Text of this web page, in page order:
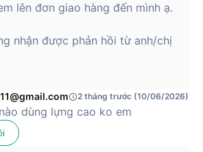
lên đơn giao hàng đến mình ạ.
nhận được phản hồi từ anh/chị
2 tháng trước (10/06/2026)
dùng lựng cao ko em